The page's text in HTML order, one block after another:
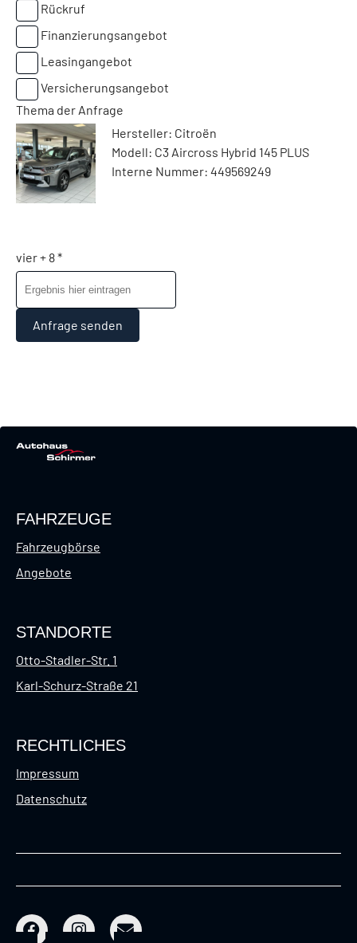
Rückruf
Finanzierungsangebot
Leasingangebot
Versicherungsangebot
Thema der Anfrage
Hersteller: Citroën
Modell: C3 Aircross Hybrid 145 PLUS
Interne Nummer: 449569249
vier + 8 *
Anfrage senden
FAHRZEUGE
Fahrzeugbörse
Angebote
STANDORTE
Otto-Stadler-Str. 1
Karl-Schurz-Straße 21
RECHTLICHES
Impressum
Datenschutz